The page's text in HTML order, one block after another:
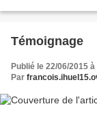
Témoignage
Publié le 22/06/2015 à
Par